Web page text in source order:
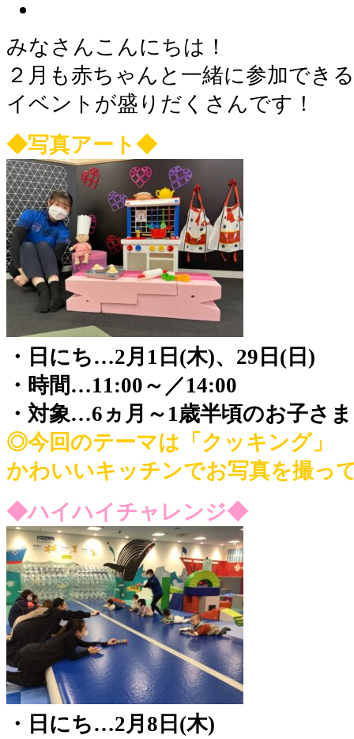
みなさんこんにちは！
２月も赤ちゃんと一緒に参加できる
イベントが盛りだくさんです！
◆写真アート◆
・日にち…2月1日(木)、29日(日)
・時間…11:00～／14:00
・対象…6ヵ月～1歳半頃のお子さま
◎今回のテーマは「クッキング」
かわいいキッチンでお写真を撮っ
◆ハイハイチャレンジ◆
・日にち…2月8日(木)